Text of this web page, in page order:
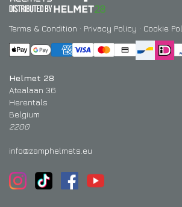
Terms & Condition · Privacy Policy · Cookie
Helmet 28
Atealaan 36
Herentals
Belgium
2200
info@zamphelmets.eu